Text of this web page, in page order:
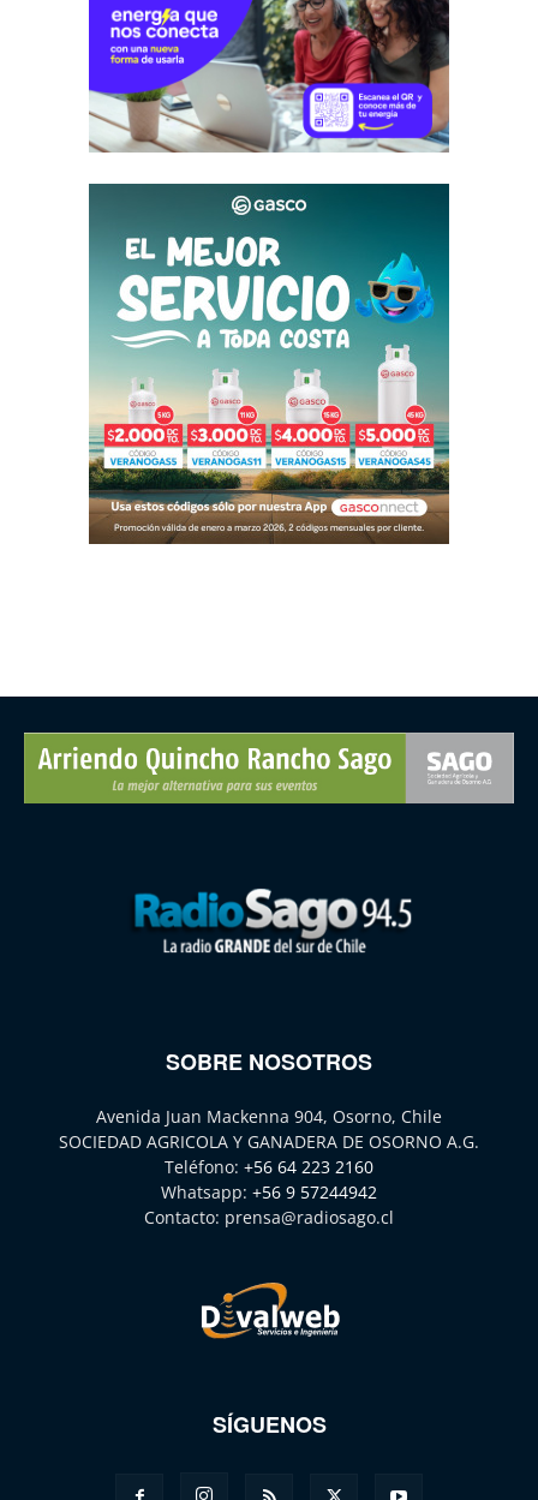
SOBRE NOSOTROS
Avenida Juan Mackenna 904, Osorno, Chile
SOCIEDAD AGRICOLA Y GANADERA DE OSORNO A.G.
Teléfono: +56 64 223 2160
Whatsapp: +56 9 57244942
Contacto: prensa@radiosago.cl
SÍGUENOS